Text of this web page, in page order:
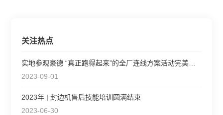
关注热点
实地参观豪德 “真正跑得起来”的全厂连线方案活动完美收官，再
2023-09-01
2023年 | 封边机售后技能培训圆满结束
2023-06-30